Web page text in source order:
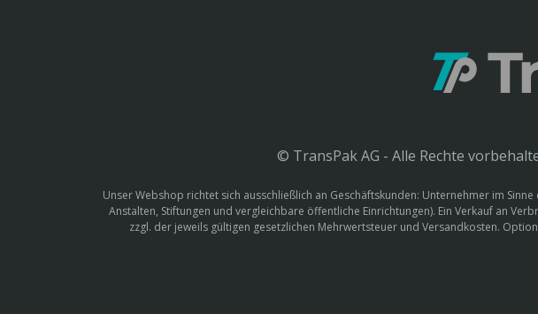
© TransPak AG - Alle Rechte
Unser Webshop richtet sich ausschließlich an Geschäftskunden: Unternehmer im
Anstalten, Stiftungen und vergleichbare öffentliche Einrichtungen). Ein Verkauf an
zzgl. der jeweils gültigen gesetzlichen Mehrwertsteuer und Versandkosten.